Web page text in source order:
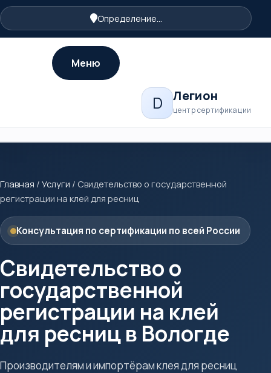
Определение...
D Легион
центр сертификации
Меню
Главная / Услуги / Свидетельство о государственной
регистрации на клей для ресниц
Консультация по сертификации по всей России
Свидетельство о
государственной
регистрации на клей
для ресниц в Вологде
Производителям и импортёрам клея для ресниц